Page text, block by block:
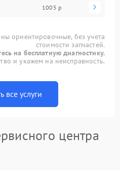
1005 р
ориентировочные, без учета
стоимости запчастей.
на бесплатную диагностику.
и укажем на неисправность.
все услуги
центра